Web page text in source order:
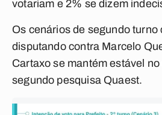
votariam e 2% se dizem
Os cenários de segundo
disputando contra Marcelo
Cartaxo se mantém estável
segundo pesquisa Quaest.